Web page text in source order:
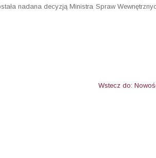
nadana decyzją Ministra Spraw
Wstecz do: